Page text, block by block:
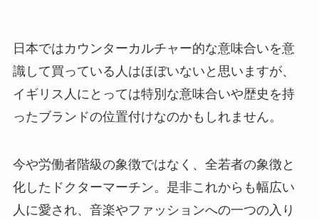
日本ではカウンターカルチャー的な意味合いを意
識して買っている人はほぼいないと思いますが、
イギリス人にとっては特別な意味合いや歴史を持
ったブランドの位置付けなのかもしれません。
今や労働者階級の象徴ではなく、全若者の象徴と
化したドクターマーチン。是非これからも幅広い
人に愛され、音楽やファッションへの一つの入り